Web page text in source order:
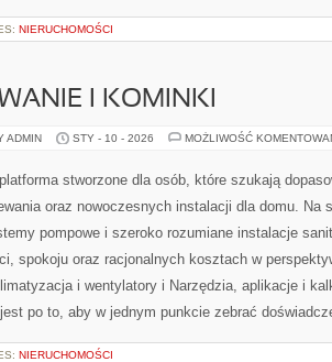
NIERUCHOMOŚCI
I KOMINKI
ADMIN STY - 10 - 2026 MOŻLIWOŚĆ
stworzone dla osób, które szukają
oraz nowoczesnych instalacji dla domu. Na
pompowe i szeroko rozumiane instalacje
spokoju oraz racjonalnych kosztach w
i wentylatory i Narzędzia, aplikacje i
po to, aby w jednym punkcie zebrać
NIERUCHOMOŚCI